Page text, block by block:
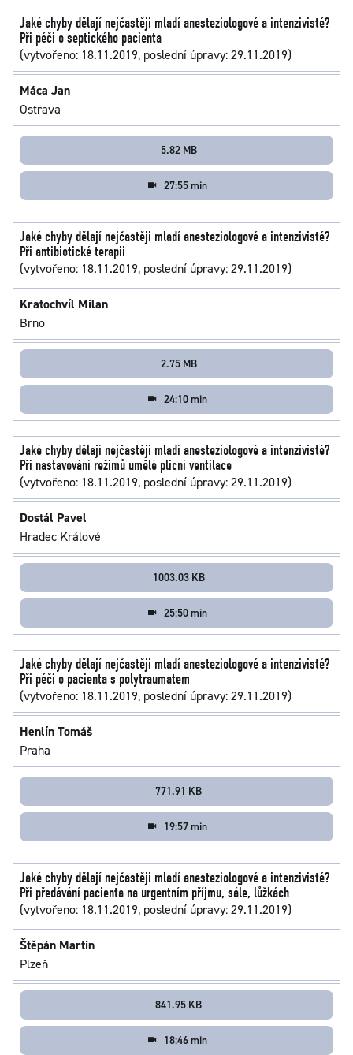
Jaké chyby dělají nejčastěji mladí anesteziologové a intenzivisté?
Při péči o septického pacienta
(vytvořeno: 18.11.2019, poslední úpravy: 29.11.2019)
Máca Jan
Ostrava
5.82 MB
27:55 min
Jaké chyby dělají nejčastěji mladí anesteziologové a intenzivisté?
Při antibiotické terapii
(vytvořeno: 18.11.2019, poslední úpravy: 29.11.2019)
Kratochvíl Milan
Brno
2.75 MB
24:10 min
Jaké chyby dělají nejčastěji mladí anesteziologové a intenzivisté?
Při nastavování režimů umělé plicní ventilace
(vytvořeno: 18.11.2019, poslední úpravy: 29.11.2019)
Dostál Pavel
Hradec Králové
1003.03 KB
25:50 min
Jaké chyby dělají nejčastěji mladí anesteziologové a intenzivisté?
Při péči o pacienta s polytraumatem
(vytvořeno: 18.11.2019, poslední úpravy: 29.11.2019)
Henlín Tomáš
Praha
771.91 KB
19:57 min
Jaké chyby dělají nejčastěji mladí anesteziologové a intenzivisté?
Při předávání pacienta na urgentním příjmu, sále, lůžkách
(vytvořeno: 18.11.2019, poslední úpravy: 29.11.2019)
Štěpán Martin
Plzeň
841.95 KB
18:46 min